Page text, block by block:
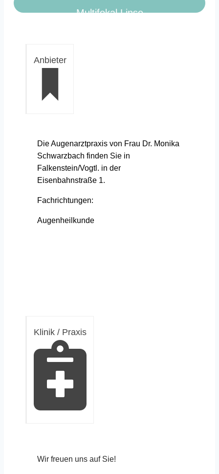
Multifokal Linse
Anbieter
Die Augenarztpraxis von Frau Dr. Monika
Schwarzbach finden Sie in
Falkenstein/Vogtl. in der
Eisenbahnstraße 1.
Fachrichtungen:
Augenheilkunde
Klinik / Praxis
Wir freuen uns auf Sie!